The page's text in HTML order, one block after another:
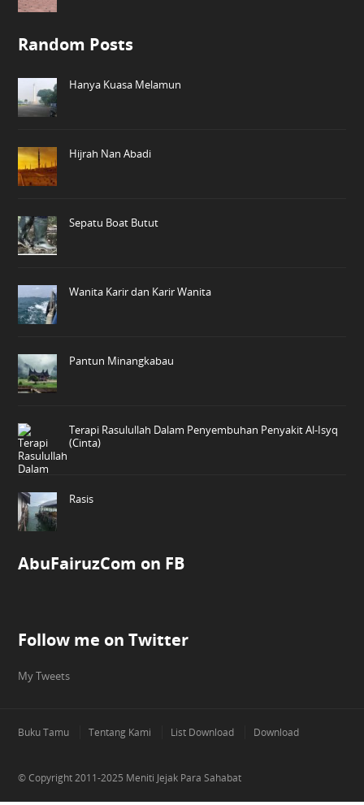
Random Posts
Hanya Kuasa Melamun
Hijrah Nan Abadi
Sepatu Boat Butut
Wanita Karir dan Karir Wanita
Pantun Minangkabau
Terapi Rasulullah Dalam Penyembuhan Penyakit Al-Isyq
(Cinta)
Rasis
AbuFairuzCom on FB
Follow me on Twitter
My Tweets
Buku Tamu Tentang Kami List Download Download
© Copyright 2011-2025 Meniti Jejak Para Sahabat